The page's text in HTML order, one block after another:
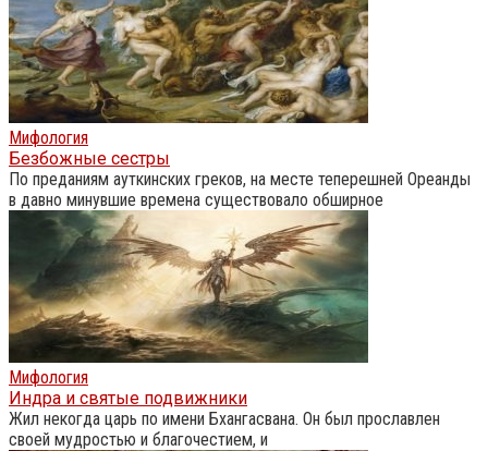
Мифология
Безбожные сестры
По преданиям ауткинских греков, на месте теперешней Ореанды
в давно минувшие времена существовало обширное
Мифология
Индра и святые подвижники
Жил некогда царь по имени Бхангасвана. Он был прославлен
своей мудростью и благочестием, и